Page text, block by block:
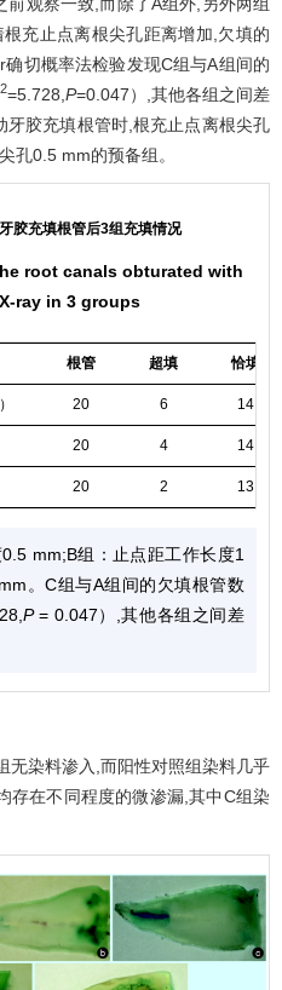
根充止点离根尖孔距离增加,欠填的
切概率法检验发现C组与A组间的
2=5.728, P=0.047）,其他各组之间差
胶充填根管时,根充止点离根尖孔
孔0.5 mm的预备组。
胶充填根管后3组充填情况
root canals obturated with
ray in 3 groups
根管 超填 恰填
20 6 14
20 4 14
20 2 13
mm;B组：止点距工作长度1
。C组与A组间的欠填根管数
P= 0.047）,其他各组之间差
无染料渗入,而阳性对照组染料几乎
存在不同程度的微渗漏,其中C组染